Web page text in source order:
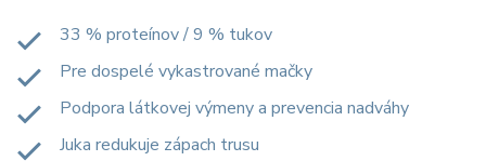
33 % proteínov / 9 % tukov
Pre dospelé vykastrované mačky
Podpora látkovej výmeny a prevencia nadváhy
Juka redukuje zápach trusu